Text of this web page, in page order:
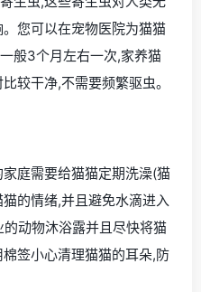
您可以在宠物医院为猫猫
般3个月左右一次,家养猫
较干净,不需要频繁驱虫。
庭需要给猫猫定期洗澡(猫
的情绪,并且避免水滴进入
动物沐浴露并且尽快将猫
签小心清理猫猫的耳朵,防